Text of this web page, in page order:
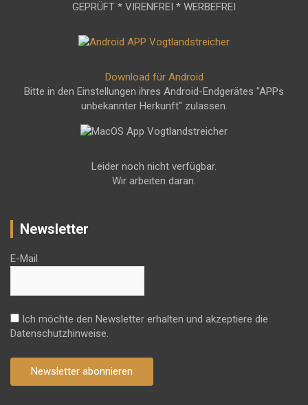
GEPRÜFT * VIRENFREI * WERBEFREI
Download für Android
Bitte in den Einstellungen ihres Android-Endgerätes "APPs
unbekannter Herkunft" zulassen.
Leider noch nicht verfügbar.
Wir arbeiten daran.
Newsletter
E-Mail
Ich möchte den Newsletter erhalten und akzeptiere die
Datenschutzhinweise.
Newsletter abonnieren